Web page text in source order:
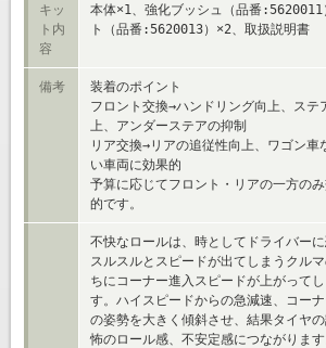
キッ
ト内
容
本体×1、強化ブッシュ（品番:5620011
ト（品番:5620013）×2、取扱説明書
備考
装着のポイント
フロント交換→ハンドリング向上、ステ
上、アンダーステアの抑制
リア交換→リアの追従性向上、ワゴン車
い車両に効果的
予算に応じてフロント・リアの一方の
的です。
不快なロールは、時としてドライバーに
スルスルとスピードが出てしまうクル
ちにコーナー進入スピードが上がって
す。ハイスピードからの急減速、コー
の姿勢を大きく傾斜させ、結果タイヤ
怖のロール感、不安定感につながりま